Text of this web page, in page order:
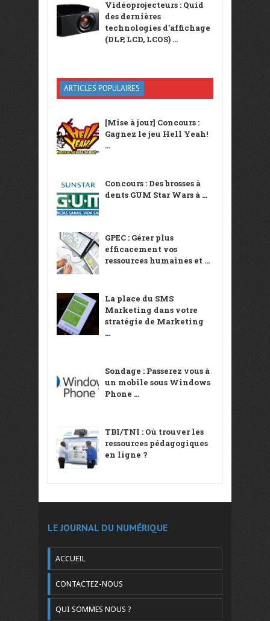
Vidéoprojecteurs : Quid
des dernières
technologies d’affichage
(DLP, LCD, LCOS) ...
ARTICLES POPULAIRES
[Mise à jour] Concours :
Gagnez le jeu Hell Yeah!
...
Concours : Des brosses à
dents GUM Star Wars à ...
GPEC : Gérer plus
efficacement vos
ressources humaines et ...
La place du SMS
Marketing dans votre
stratégie de Marketing
...
Sondage : Passerez vous à
un mobile sous Windows
Phone ...
TBI/TNI : Où trouver les
ressources pédagogiques
en ligne ?
LE JOURNAL DU NUMÉRIQUE
ACCUEIL
CONTACTEZ-NOUS
QUI SOMMES NOUS ?